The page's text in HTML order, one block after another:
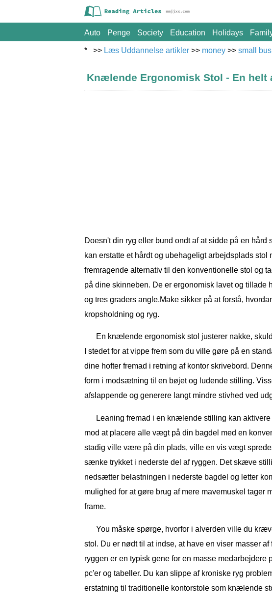
Auto Penge Society Education Holidays
* >> Læs Uddannelse artikler >> money >> small
Knælende Ergonomisk Stol - En helt
Doesn't din ryg eller bund ondt af at sidde på en
kan erstatte et hårdt og ubehageligt arbejdsplads
fremragende alternativ til den konventionelle stol og
på dine skinneben. De er ergonomisk lavet og tillade
og tres graders angle.Make sikker på at forstå,
kropsholdning og ryg.
En knælende ergonomisk stol justerer nakke,
I stedet for at vippe frem som du ville gøre på en
dine hofter fremad i retning af kontor skrivebord.
form i modsætning til en bøjet og ludende stilling.
afslappende og generere langt mindre stivhed ved
Leaning fremad i en knælende stilling kan
mod at placere alle vægt på din bagdel med en
stadig ville være på din plads, ville en vis vægt
sænke trykket i nederste del af ryggen. Det skæve
nedsætter belastningen i nederste bagdel og letter
mulighed for at gøre brug af mere mavemuskel tager
frame.
You måske spørge, hvorfor i alverden ville du
stol. Du er nødt til at indse, at have en viser masser
ryggen er en typisk gene for en masse medarbejdere
pc'er og tabeller. Du kan slippe af kroniske ryg
erstatning til traditionelle kontorstole som knælende